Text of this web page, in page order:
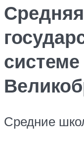
Средние